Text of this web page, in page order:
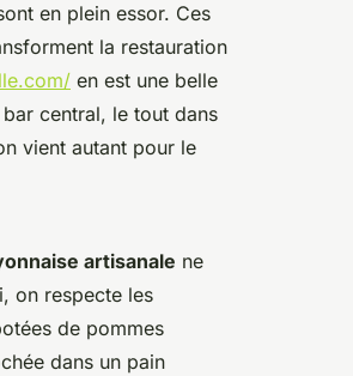
en plein essor. Ces
la restauration
en est une belle
central, le tout dans
vient autant pour le
artisanale ne
on respecte les
de pommes
dans un pain